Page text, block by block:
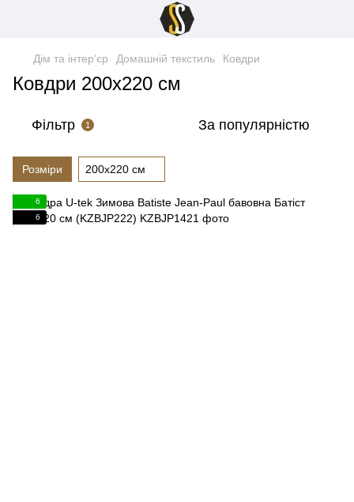
Дім та інтерʼєр Домашній текстиль Ковдри
Ковдри 200x220 см
Фільтр 1 За популярністю
Розміри 200x220 см
6
6